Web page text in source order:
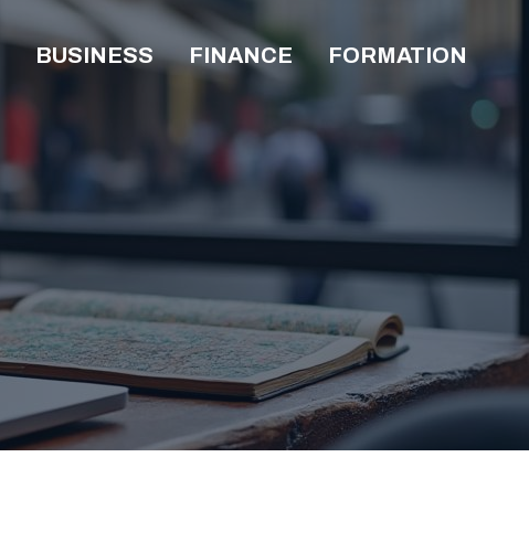
BUSINESS FINANCE FORMATION